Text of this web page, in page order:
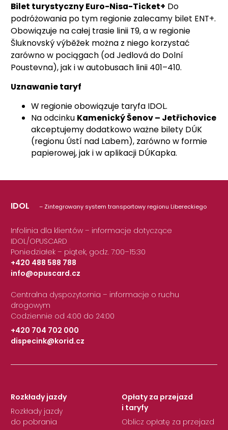
Bilet turystyczny Euro-Nisa-Ticket+ Do
podróżowania po tym regionie zalecamy bilet ENT+.
Obowiązuje na całej trasie linii T9, a w regionie
Šluknovský výběžek można z niego korzystać
zarówno w pociągach (od Jedlová do Dolní
Poustevna), jak i w autobusach linii 401–410.
Uznawanie taryf
W regionie obowiązuje taryfa IDOL.
Na odcinku Kamenický Šenov – Jetřichovice
akceptujemy dodatkowo ważne bilety DÚK
(regionu Ústí nad Labem), zarówno w formie
papierowej, jak i w aplikacji DÚKapka.
IDOL – Zintegrowany system transportowy regionu Libereckiego
Infolinia dla klientów – informacje dotyczące
IDOL/OPUSCARD
Poniedziałek – piątek, godz. 7:00–15:30
+420 488 588 788
|
info@opuscard.cz
Centralna dyspozytornia – informacje o ruchu
drogowym
Codziennie od 4:00 do 24:00
+420 704 702 000
|
dispecink@korid.cz
Rozkłady jazdy
Rozkłady jazdy
do pobrania
Opłaty za przejazd
i taryfy
Oblicz opłatę za przejazd